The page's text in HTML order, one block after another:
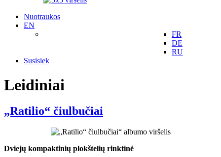
Nuotraukos
EN
FR
DE
RU
Susisiek
Leidiniai
„Ratilio“ čiulbučiai
Dviejų kompaktinių plokštelių rinktinė